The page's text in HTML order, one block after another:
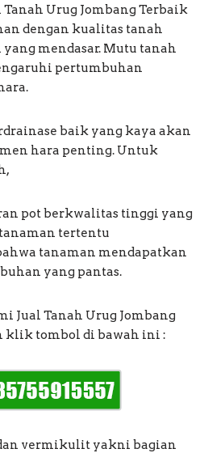
Urug Jombang Terbaik
dengan kualitas tanah
mendasar. Mutu tanah
pertumbuhan
baik yang kaya akan
hara penting. Untuk
pot berkwalitas tinggi yang
tertentu
tanaman mendapatkan
yang pantas.
Jual Tanah Urug Jombang
klik tombol di bawah ini :
vermikulit yakni bagian